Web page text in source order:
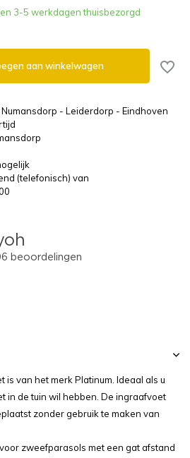
3-5 werkdagen thuisbezorgd
aan winkelwagen
- Leiderdorp - Eindhoven
(telefonisch) van
van het merk Platinum. Ideaal als u
in de tuin wil hebben. De ingraafvoet
zonder gebruik te maken van
zweefparasols met een gat afstand